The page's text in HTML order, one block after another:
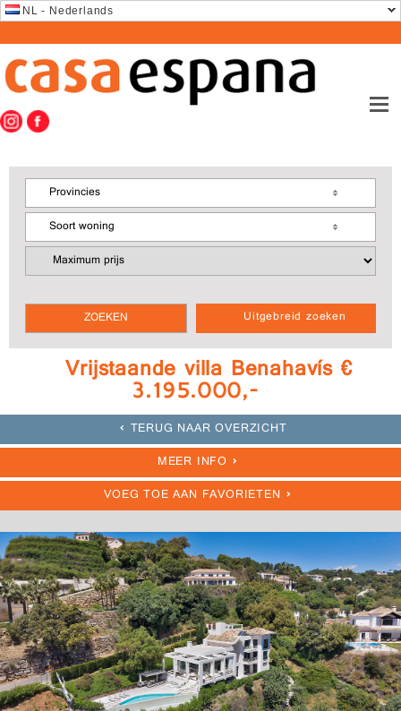
NL - Nederlands
Uitgebreid zoeken
Provincies
Soort woning
Vrijstaande villa Benahavís €
3.195.000,-
TERUG NAAR OVERZICHT
MEER INFO
VOEG TOE AAN FAVORIETEN